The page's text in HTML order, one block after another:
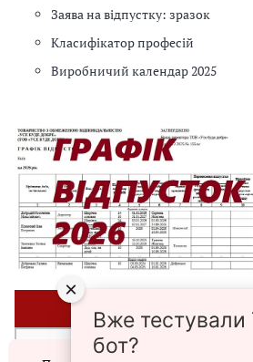
Заява на відпустку: зразок
Класифікатор професій
Виробничий календар 2025
⭐ЗРАЗКИ⭐
►Списки персонального військового
Вже тестували
бот?
×